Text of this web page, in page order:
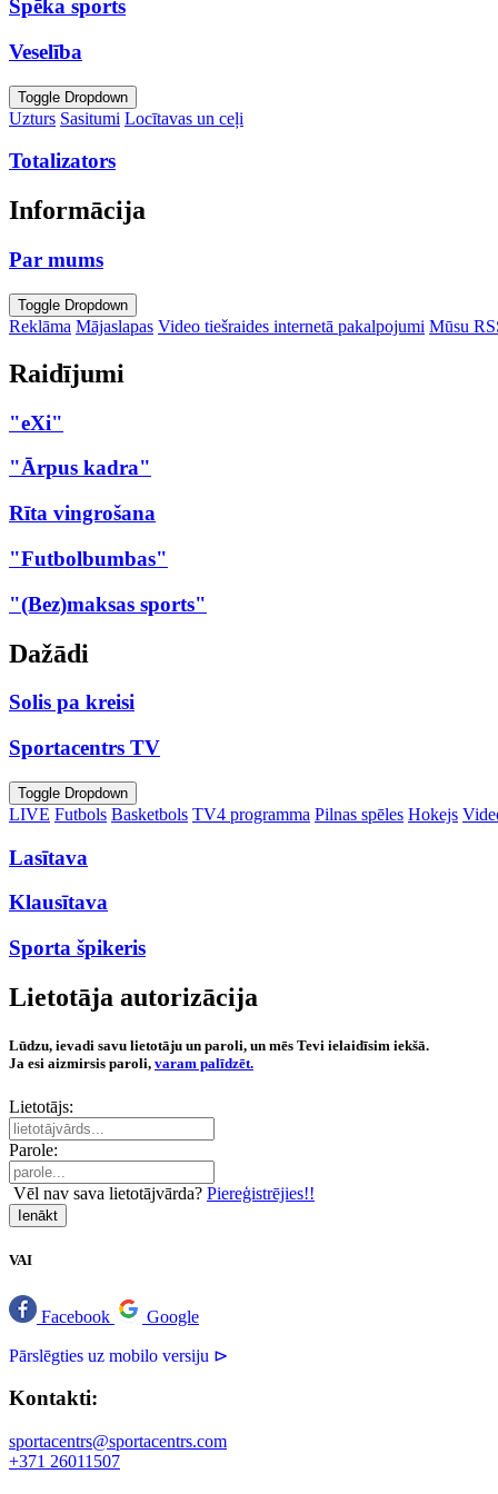
Spēka sports
Veselība
Toggle Dropdown
Uzturs Sasitumi Locītavas un ceļi
Totalizators
Informācija
Par mums
Toggle Dropdown
Reklāma Mājaslapas Video tiešraides internetā pakalpojumi Mūsu
Raidījumi
"eXi"
"Ārpus kadra"
Rīta vingrošana
"Futbolbumbas"
"(Bez)maksas sports"
Dažādi
Solis pa kreisi
Sportacentrs TV
Toggle Dropdown
LIVE Futbols Basketbols TV4 programma Pilnas spēles Hokejs
Lasītava
Klausītava
Sporta špikeris
Lietotāja autorizācija
Lūdzu, ievadi savu lietotāju un paroli, un mēs Tevi ielaidīsim iekšā.
Ja esi aizmirsis paroli, varam palīdzēt.
Lietotājs:
Parole:
Vēl nav sava lietotājvārda? Piereģistrējies!!
Ienākt
VAI
Facebook Google
Pārslēgties uz mobilo versiju ⊳
Kontakti:
sportacentrs@sportacentrs.com
+371 26011507